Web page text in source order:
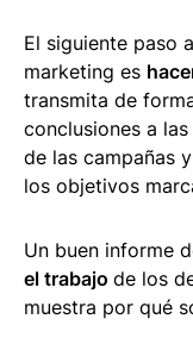
El siguiente paso
marketing es
transmita de
conclusiones a
de las campañas
los objetivos
Un buen informe
el trabajo de los
muestra por qué